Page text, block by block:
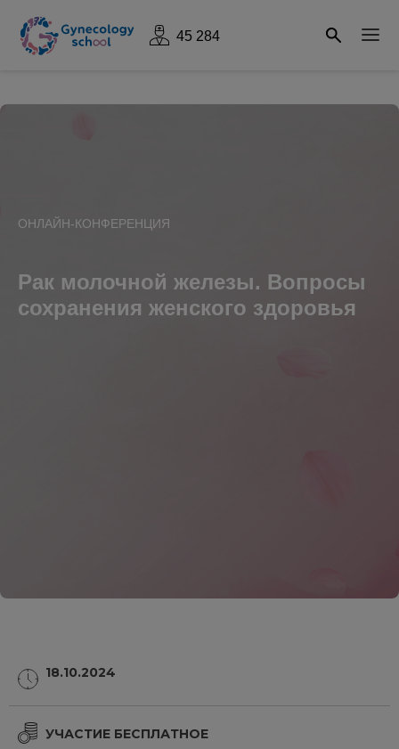
45 284
ОНЛАЙН-КОНФЕРЕНЦИЯ
Рак молочной железы. Вопросы
сохранения женского здоровья
18.10.2024
УЧАСТИЕ БЕСПЛАТНОЕ